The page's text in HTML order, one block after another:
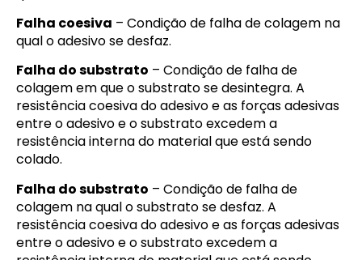
Falha coesiva – Condição de falha de colagem na
qual o adesivo se desfaz.
Falha do substrato – Condição de falha de
colagem em que o substrato se desintegra. A
resistência coesiva do adesivo e as forças adesivas
entre o adesivo e o substrato excedem a
resistência interna do material que está sendo
colado.
Falha do substrato – Condição de falha de
colagem na qual o substrato se desfaz. A
resistência coesiva do adesivo e as forças adesivas
entre o adesivo e o substrato excedem a